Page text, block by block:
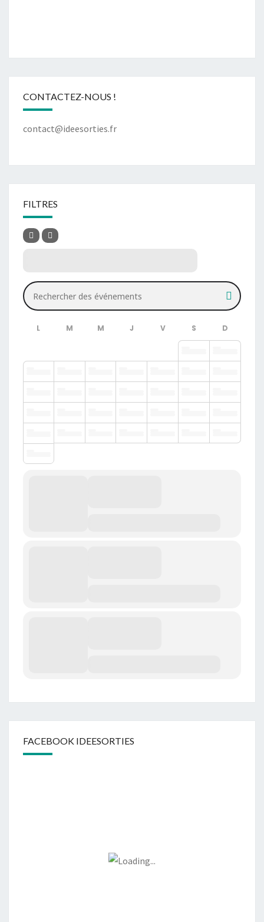
CONTACTEZ-NOUS !
contact@ideesorties.fr
FILTRES
Rechercher des événements
FACEBOOK IDEESORTIES